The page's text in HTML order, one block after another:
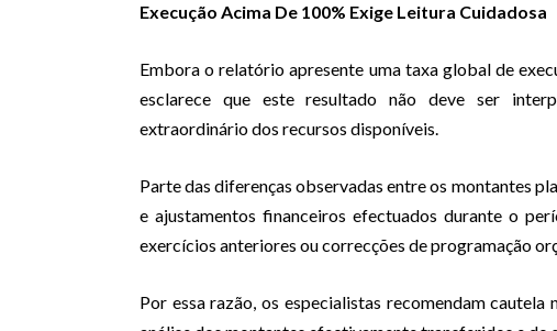
Execução Acima De 100% Exige Leitura Cuidadosa
Embora o relatório apresente uma taxa global de
esclarece que este resultado não deve ser
extraordinário dos recursos disponíveis.
Parte das diferenças observadas entre os montantes
e ajustamentos financeiros efectuados durante o
exercícios anteriores ou correcções de programação
Por essa razão, os especialistas recomendam